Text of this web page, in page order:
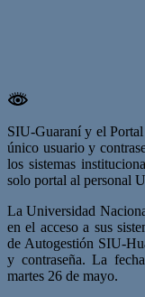
SIU-Guaraní y el
único usuario y
los sistemas
solo portal al personal
La Universidad
en el acceso a sus
de Autogestión SIU-
y contraseña. La
martes 26 de mayo.